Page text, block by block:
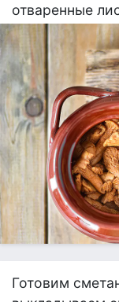
отваренные
Готовим